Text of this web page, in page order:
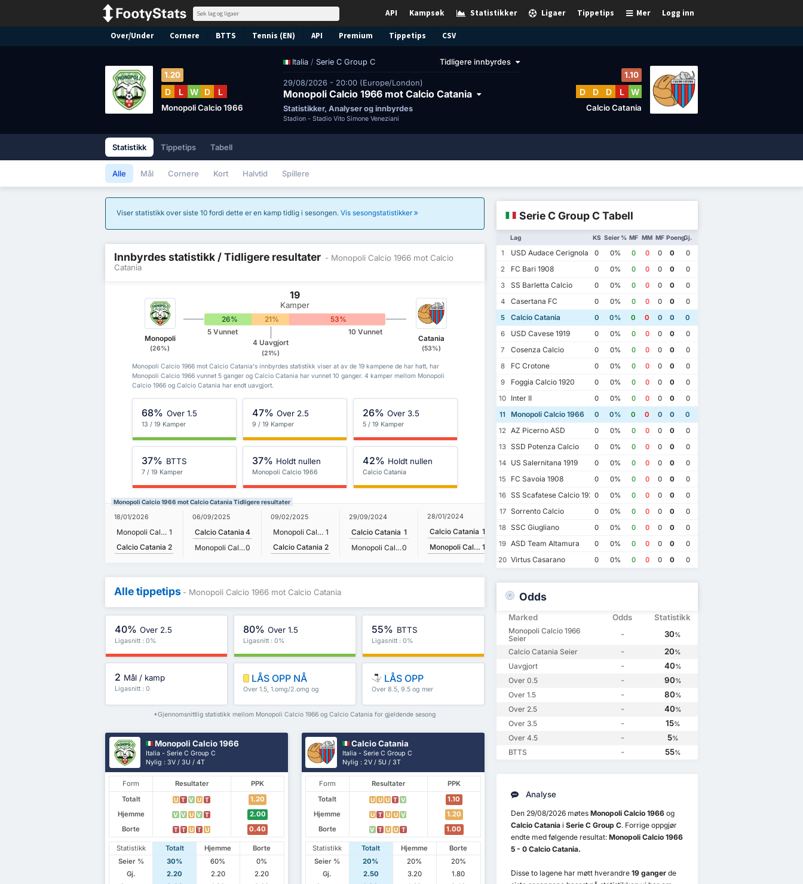
Logg inn
Mer
Tippetips
Ligaer
Statistikker
Kampsøk
API
Over/Under Cornere BTTS Tennis (EN) API Premium Tippetips CSV
Italia / Serie C Group C Tidligere innbyrdes
29/08/2026 - 20:00 (Europe/London)
Monopoli Calcio 1966 mot Calcio Catania
Statistikker, Analyser og innbyrdes
Stadion - Stadio Vito Simone Veneziani
1.20
D L W D L
Monopoli Calcio 1966
1.10
D D D L W
Calcio Catania
Statistikk Tippetips Tabell
Alle Mål Cornere Kort Halvtid Spillere
Viser statistikk over siste 10 fordi dette er en kamp tidlig i sesongen. Vis sesongstatistikker
Innbyrdes statistikk / Tidligere resultater - Monopoli Calcio 1966 mot Calcio
Catania
Monopoli
(26%)
19
Kamper
26% 21% 53%
5 Vunnet
4 Uavgjort
(21%)
10 Vunnet
Catania
(53%)
Monopoli Calcio 1966 mot Calcio Catania's innbyrdes statistikk viser at av de 19 kampene de har hatt, har
Monopoli Calcio 1966 vunnet 5 ganger og Calcio Catania har vunnet 10 ganger. 4 kamper mellom Monopoli
Calcio 1966 og Calcio Catania har endt uavgjort.
68% Over 1.5
13 / 19 Kamper
47% Over 2.5
9 / 19 Kamper
26% Over 3.5
5 / 19 Kamper
37% BTTS
7 / 19 Kamper
37% Holdt nullen
Monopoli Calcio 1966
42% Holdt nullen
Calcio Catania
Monopoli Calcio 1966 mot Calcio Catania Tidligere resultater
18/01/2026
Monopoli Calcio 1966 1
Calcio Catania 2
06/09/2025
Calcio Catania 4
Monopoli Calcio 19660
09/02/2025
Monopoli Calcio 1966 1
Calcio Catania 2
29/09/2024
Calcio Catania 1
Monopoli Calcio 19660
28/01/2024
Calcio Catania 1
Monopoli Calcio 1966 1
21/09/2023
Monopoli Calcio 19660
Calcio Catania0
Calcio Catania
Monopoli Calcio 1966
Calcio Catania
Alle tippetips - Monopoli Calcio 1966 mot Calcio Catania
40% Over 2.5
Ligasnitt : 0%
80% Over 1.5
Ligasnitt : 0%
55% BTTS
Ligasnitt : 0%
2 Mål / kamp
Ligasnitt : 0
LÅS OPP NÅ
Over 1.5, 1.omg/2.omg og
LÅS OPP
Over 8.5, 9.5 og mer
*Gjennomsnittlig statistikk mellom Monopoli Calcio 1966 og Calcio Catania for gjeldende sesong
Monopoli Calcio 1966
Italia - Serie C Group C
Nylig : 3V / 3U / 4T
Form Resultater
PPK
Totalt
U T V U T
1.20
Hjemme
V V U V T
2.00
Borte
T T U T U 0.40
Statistikk Totalt Hjemme
Borte
Seier %
30% 60%
0%
Gj.
2.20 2.20
2.20
Calcio Catania
Italia - Serie C Group C
Nylig : 2V / 5U / 3T
Form Resultater
PPK
Totalt
U U U T V
1.10
Hjemme
U T U U V
1.20
Borte
V T U U T 1.00
Statistikk Totalt Hjemme
Borte
Seier %
20% 20%
20%
Gj.
2.50 3.20
1.80
Serie C Group C Tabell
Lag KS Seier % MF MM MF PoengGj.
1 USD Audace Cerignola 0 0% 0 0 0 0
0
2
FC Bari 1908 0 0% 0 0 0 0
0
3
SS Barletta Calcio 0 0% 0 0 0 0
0
4
Casertana FC 0 0% 0 0 0 0
0
5
Calcio Catania 0 0% 0 0 0 0
0
6
USD Cavese 1919 0 0% 0 0 0 0
0
7
Cosenza Calcio 0 0% 0 0 0 0
0
8
FC Crotone 0 0% 0 0 0 0
0
9
Foggia Calcio 1920 0 0% 0 0 0 0
0
10
Inter II 0 0% 0 0 0 0
0
11
Monopoli Calcio 1966 0 0% 0 0 0 0
0
12
AZ Picerno ASD 0 0% 0 0 0 0
0
13 SSD Potenza Calcio 0 0% 0 0 0 0
0
14
US Salernitana 1919 0 0% 0 0 0 0
0
15
FC Savoia 1908 0 0% 0 0 0 0
0
16 SS Scafatese Calcio 19220 0% 0 0 0 0
0
17 Sorrento Calcio 0 0% 0 0 0 0
0
18 SSC Giugliano 0 0% 0 0 0 0
0
19 ASD Team Altamura 0 0% 0 0 0 0
0
20 Virtus Casarano 0 0% 0 0 0 0 0
Odds
Marked Odds Statistikk
Monopoli Calcio 1966
Seier
- 30%
Calcio Catania Seier - 20%
Uavgjort - 40%
Over 0.5 - 90%
Over 1.5 - 80%
Over 2.5 - 40%
Over 3.5 - 15%
Over 4.5 - 5%
BTTS - 55%
Analyse
Den 29/08/2026 møtes Monopoli Calcio 1966og
Calcio Cataniai Serie C Group C. Forrige oppgjør
endte med følgende resultat: Monopoli Calcio 1966
5 - 0 Calcio Catania.
Disse to lagene har møtt hverandre 19 gangerde